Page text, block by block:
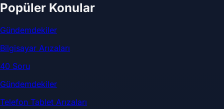
Popüler Konular
Gündemdekiler
Bilgisayar Arızaları
40 Soru
Gündemdekiler
Telefon Tablet Arızaları